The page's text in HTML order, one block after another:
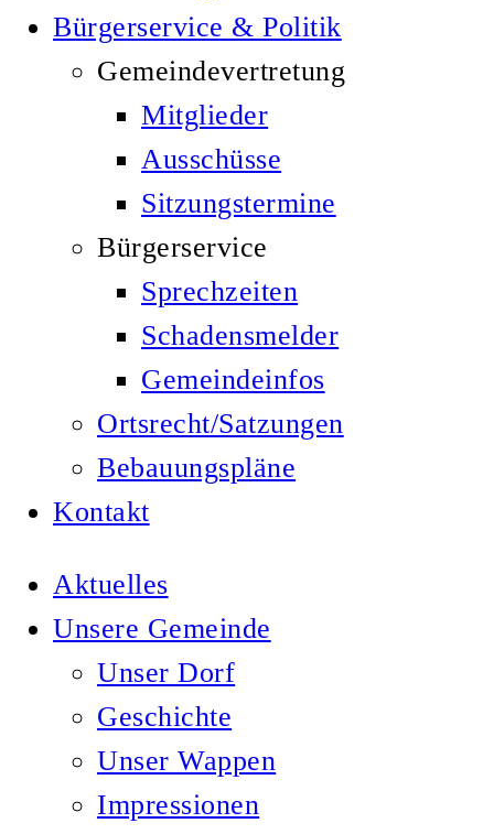
Bürgerservice & Politik
Gemeindevertretung
Mitglieder
Ausschüsse
Sitzungstermine
Bürgerservice
Sprechzeiten
Schadensmelder
Gemeindeinfos
Ortsrecht/Satzungen
Bebauungspläne
Kontakt
Aktuelles
Unsere Gemeinde
Unser Dorf
Geschichte
Unser Wappen
Impressionen